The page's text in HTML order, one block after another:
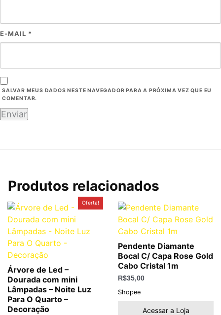
E-MAIL *
SALVAR MEUS DADOS NESTE NAVEGADOR PARA A PRÓXIMA VEZ QUE EU
COMENTAR.
Produtos relacionados
Oferta!
Árvore de Led –
Dourada com mini
Lâmpadas – Noite Luz
Para O Quarto –
Decoração
preço
era:
R$189,50.
preço
atual
é:
R$69,90.
Pendente Diamante
Bocal C/ Capa Rose Gold
Cabo Cristal 1m
R$35,00
Shopee
Acessar a Loja